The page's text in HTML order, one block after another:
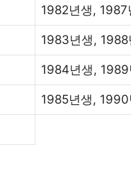
1982년생, 1987
1983년생, 1988
1984년생, 1989
1985년생, 1990